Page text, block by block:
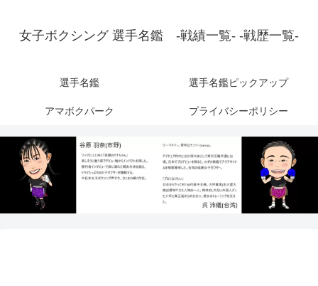
女子ボクシング 選手名鑑 -戦績一覧- -戦歴一覧-
選手名鑑 選手名鑑ピックアップ
アマボクパーク プライバシーポリシー